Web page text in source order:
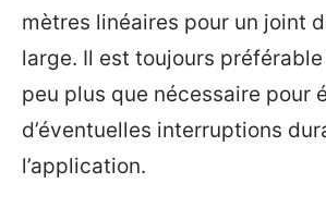
mètres linéaires pour un joint
large. Il est toujours préférable
peu plus que nécessaire pour
d’éventuelles interruptions
l’application.